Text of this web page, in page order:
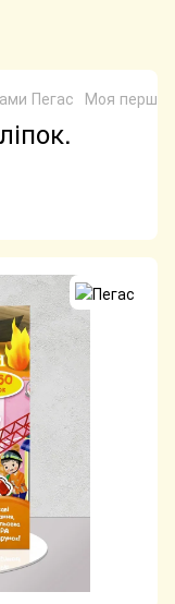
Пегас Моя перша